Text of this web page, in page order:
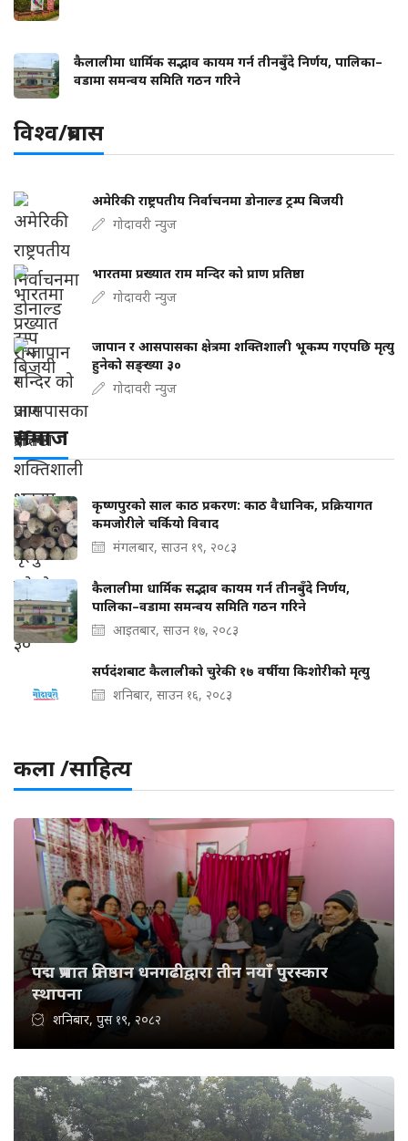
कैलालीमा धार्मिक सद्भाव कायम गर्न तीनबुँदे निर्णय, पालिका–
वडामा समन्वय समिति गठन गरिने
विश्व/प्रबास
अमेरिकी राष्ट्रपतीय निर्वाचनमा डोनाल्ड ट्रम्प बिजयी
गोदावरी न्युज
भारतमा प्रख्यात राम मन्दिर को प्राण प्रतिष्ठा
गोदावरी न्युज
जापान र आसपासका क्षेत्रमा शक्तिशाली भूकम्प गएपछि मृत्यु
हुनेको सङ्ख्या ३०
गोदावरी न्युज
समाज
कृष्णपुरको साल काठ प्रकरण: काठ वैधानिक, प्रक्रियागत
कमजोरीले चर्कियो विवाद
मंगलबार, साउन १९, २०८३
कैलालीमा धार्मिक सद्भाव कायम गर्न तीनबुँदे निर्णय,
पालिका–वडामा समन्वय समिति गठन गरिने
आइतबार, साउन १७, २०८३
सर्पदंशबाट कैलालीको चुरेकी १७ वर्षीया किशोरीको मृत्यु
शनिबार, साउन १६, २०८३
कला /साहित्य
पद्म प्रभात प्रतिष्ठान धनगढीद्वारा तीन नयाँ पुरस्कार
स्थापना
शनिबार, पुस १९, २०८२